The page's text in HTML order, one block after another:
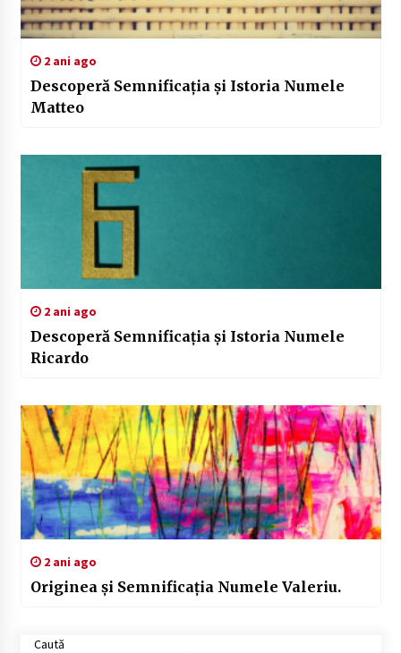
2 ani ago
Descoperă Semnificația și Istoria Numele
Matteo
2 ani ago
Descoperă Semnificația și Istoria Numele
Ricardo
2 ani ago
Originea și Semnificația Numele Valeriu.
Caută